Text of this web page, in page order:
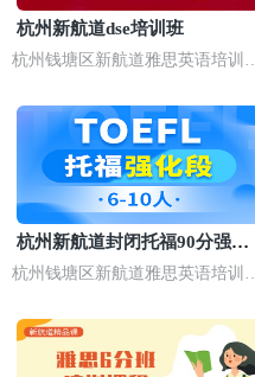
杭州新航道dse培训班
杭州钱塘区新航道雅思英语培训
杭州新航道封闭托福90分强化
班
杭州钱塘区新航道雅思英语培训